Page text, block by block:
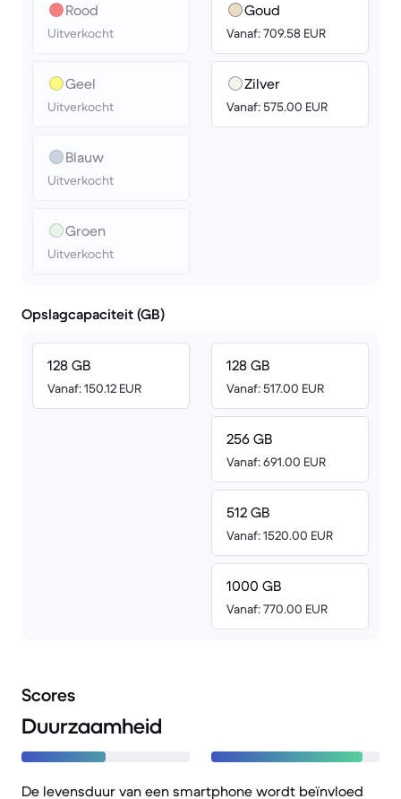
Rood
Uitverkocht
Geel
Uitverkocht
Blauw
Uitverkocht
Groen
Uitverkocht
Goud
Vanaf: 709.58 EUR
Zilver
Vanaf: 575.00 EUR
Opslagcapaciteit (GB)
128 GB
Vanaf: 150.12 EUR
128 GB
Vanaf: 517.00 EUR
256 GB
Vanaf: 691.00 EUR
512 GB
Vanaf: 1520.00 EUR
1000 GB
Vanaf: 770.00 EUR
Scores
Duurzaamheid
De levensduur van een smartphone wordt beïnvloed